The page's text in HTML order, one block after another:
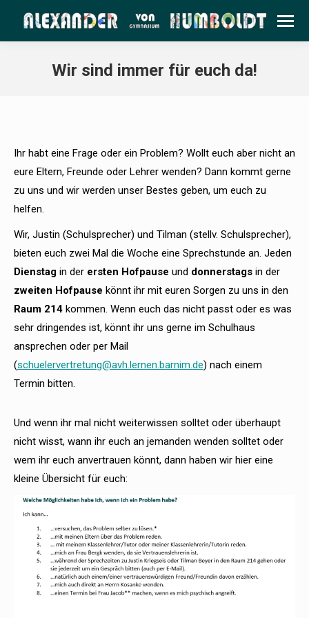
Wir sind immer für euch da!
Ihr habt eine Frage oder ein Problem? Wollt euch aber nicht an
eure Eltern, Freunde oder Lehrer wenden? Dann kommt gerne
zu uns und wir werden unser Bestes geben, um euch zu
helfen.
Wir, Justin (Schulsprecher) und Tilman (stellv. Schulsprecher),
bieten euch zwei Mal die Woche eine Sprechstunde an. Jeden
Dienstag in der ersten Hofpause und donnerstags in der
zweiten Hofpause könnt ihr mit euren Sorgen zu uns in den
Raum 214 kommen. Wenn euch das nicht passt oder es was
sehr dringendes ist, könnt ihr uns gerne im Schulhaus
ansprechen oder per Mail
(schuelervertretung@avh.lernen.barnim.de) nach einem
Termin bitten.
Und wenn ihr mal nicht weiterwissen solltet oder überhaupt
nicht wisst, wann ihr euch an jemanden wenden solltet oder
wem ihr euch anvertrauen könnt, dann haben wir hier eine
kleine Übersicht für euch: